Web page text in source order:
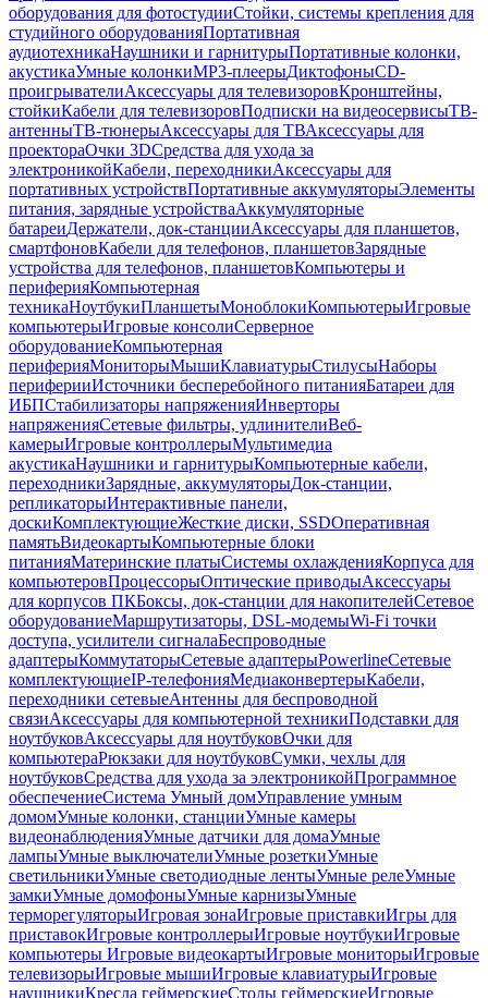
оборудования для фотостудииСтойки, системы крепления для
студийного оборудованияПортативная
аудиотехникаНаушники и гарнитурыПортативные колонки,
акустикаУмные колонкиMP3-плеерыДиктофоныCD-
проигрывателиАксессуары для телевизоровКронштейны,
стойкиКабели для телевизоровПодписки на видеосервисыТВ-
антенныТВ-тюнерыАксессуары для ТВАксессуары для
проектораОчки 3DСредства для ухода за
электроникойКабели, переходникиАксессуары для
портативных устройствПортативные аккумуляторыЭлементы
питания, зарядные устройстваАккумуляторные
батареиДержатели, док-станцииАксессуары для планшетов,
смартфоновКабели для телефонов, планшетовЗарядные
устройства для телефонов, планшетовКомпьютеры и
периферияКомпьютерная
техникаНоутбукиПланшетыМоноблокиКомпьютерыИгровые
компьютерыИгровые консолиСерверное
оборудованиеКомпьютерная
периферияМониторыМышиКлавиатурыСтилусыНаборы
периферииИсточники бесперебойного питанияБатареи для
ИБПСтабилизаторы напряженияИнверторы
напряженияСетевые фильтры, удлинителиВеб-
камерыИгровые контроллерыМультимедиа
акустикаНаушники и гарнитурыКомпьютерные кабели,
переходникиЗарядные, аккумуляторыДок-станции,
репликаторыИнтерактивные панели,
доскиКомплектующиеЖесткие диски, SSDОперативная
памятьВидеокартыКомпьютерные блоки
питанияМатеринские платыСистемы охлажденияКорпуса для
компьютеровПроцессорыОптические приводыАксессуары
для корпусов ПКБоксы, док-станции для накопителейСетевое
оборудованиеМаршрутизаторы, DSL-модемыWi-Fi точки
доступа, усилители сигналаБеспроводные
адаптерыКоммутаторыСетевые адаптерыPowerlineСетевые
комплектующиеIP-телефонияМедиаконвертерыКабели,
переходники сетевыеАнтенны для беспроводной
связиАксессуары для компьютерной техникиПодставки для
ноутбуковАксессуары для ноутбуковОчки для
компьютераРюкзаки для ноутбуковСумки, чехлы для
ноутбуковСредства для ухода за электроникойПрограммное
обеспечениеСистема Умный домУправление умным
домомУмные колонки, станцииУмные камеры
видеонаблюденияУмные датчики для домаУмные
лампыУмные выключателиУмные розеткиУмные
светильникиУмные светодиодные лентыУмные релеУмные
замкиУмные домофоныУмные карнизыУмные
терморегуляторыИгровая зонаИгровые приставкиИгры для
приставокИгровые контроллерыИгровые ноутбукиИгровые
компьютеры Игровые видеокартыИгровые мониторыИгровые
телевизорыИгровые мышиИгровые клавиатурыИгровые
наушникиКресла геймерскиеСтолы геймерскиеИгровые